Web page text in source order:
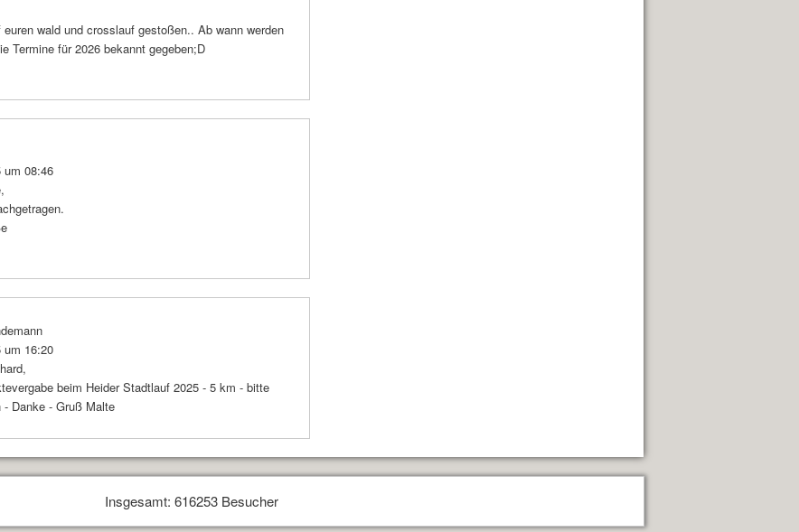
euren wald und crosslauf gestoßen.. Ab wann werden
Termine für 2026 bekannt gegeben;D
um 08:46
um 16:20
beim Heider Stadtlauf 2025 - 5 km - bitte
- Danke - Gruß Malte
Insgesamt: 616253 Besucher